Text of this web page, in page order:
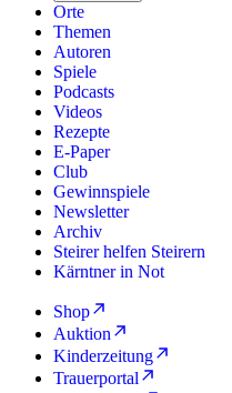
Orte
Themen
Autoren
Spiele
Podcasts
Videos
Rezepte
E-Paper
Club
Gewinnspiele
Newsletter
Archiv
Steirer helfen Steirern
Kärntner in Not
Shop
Auktion
Kinderzeitung
Trauerportal